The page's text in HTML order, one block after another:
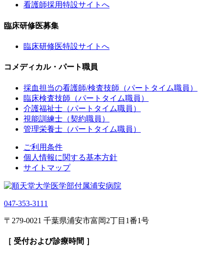
看護師採用特設サイトへ
臨床研修医募集
臨床研修医特設サイトへ
コメディカル・パート職員
採血担当の看護師/検査技師（パートタイム職員）
臨床検査技師（パートタイム職員）
介護福祉士（パートタイム職員）
視能訓練士（契約職員）
管理栄養士（パートタイム職員）
ご利用条件
個人情報に関する基本方針
サイトマップ
047-353-3111
〒279-0021 千葉県浦安市富岡2丁目1番1号
［ 受付および診療時間 ］